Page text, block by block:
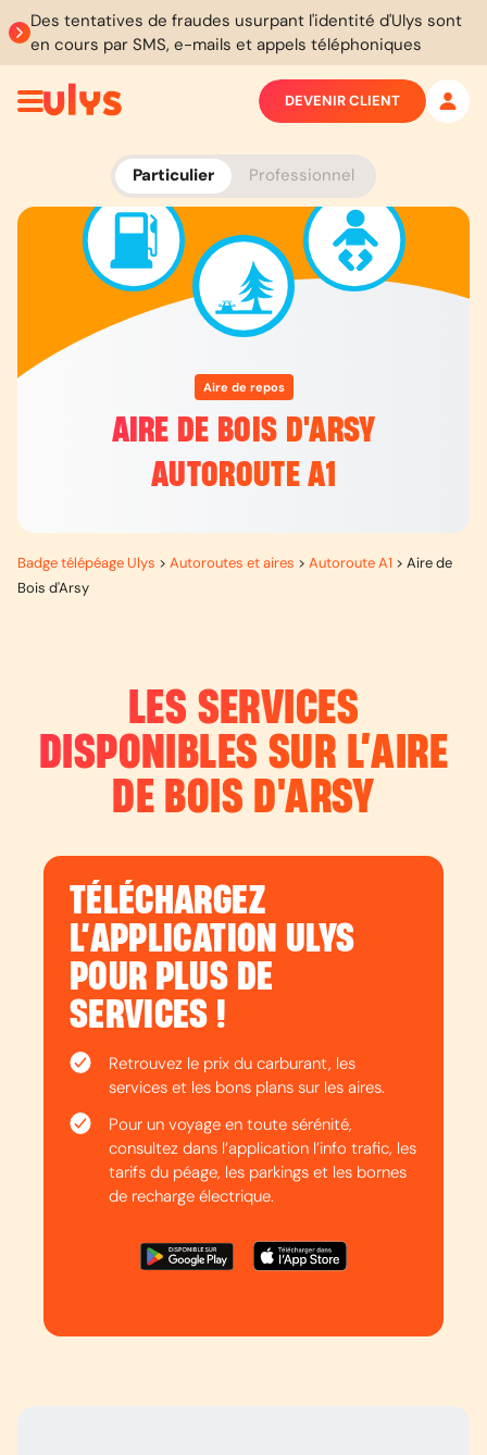
Des tentatives de fraudes usurpant l'identité d'Ulys sont
en cours par SMS, e-mails et appels téléphoniques
Particulier Professionnel
DEVENIR CLIENT
Aire de repos
AIRE DE BOIS D'ARSY
AUTOROUTE A1
Badge télépéage Ulys > Autoroutes et aires > Autoroute A1 > Aire de
Bois d'Arsy
LES SERVICES
DISPONIBLES SUR L’AIRE
DE BOIS D'ARSY
TÉLÉCHARGEZ
L’APPLICATION ULYS
POUR PLUS DE
SERVICES !
Retrouvez le prix du carburant, les
services et les bons plans sur les aires.
Pour un voyage en toute sérénité,
consultez dans l’application l’info trafic, les
tarifs du péage, les parkings et les bornes
de recharge électrique.